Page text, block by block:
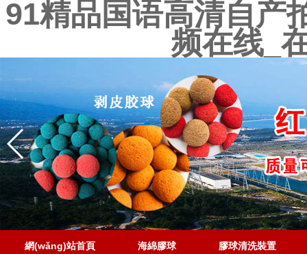
91精品国语高清自产
频在线_
網(wǎng)站首頁 海綿膠球 膠球清洗裝置